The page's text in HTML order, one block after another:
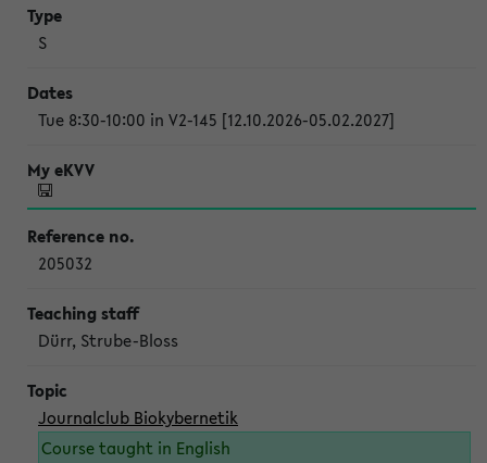
S
Tue 8:30-10:00 in V2-145 [12.10.2026-05.02.2027]
205032
Dürr, Strube-Bloss
Journalclub Biokybernetik
Course taught in English